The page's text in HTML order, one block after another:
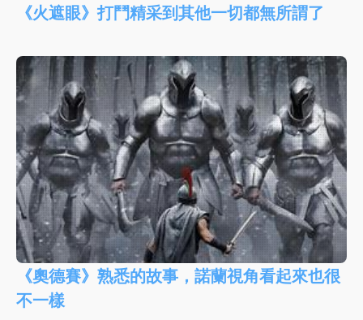
《火遮眼》打鬥精采到其他一切都無所謂了
《奧德賽》熟悉的故事，諾蘭視角看起來也很
不一樣